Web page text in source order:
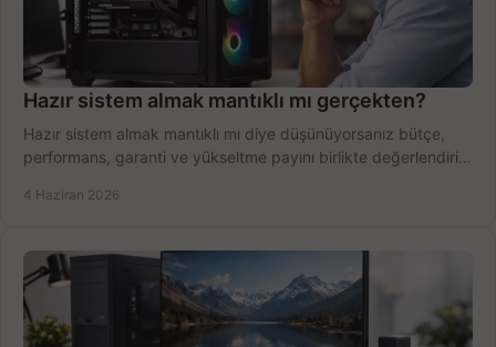
Hazır sistem almak mantıklı mı gerçekten?
Hazır sistem almak mantıklı mı diye düşünüyorsanız bütçe,
performans, garanti ve yükseltme payını birlikte değerlendirin,
4 Haziran 2026